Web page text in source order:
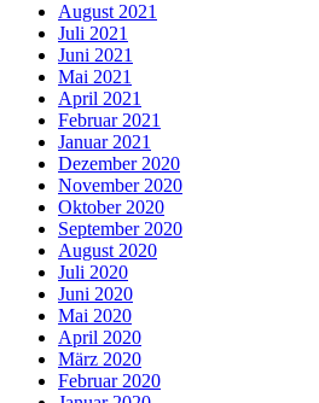
August 2021
Juli 2021
Juni 2021
Mai 2021
April 2021
Februar 2021
Januar 2021
Dezember 2020
November 2020
Oktober 2020
September 2020
August 2020
Juli 2020
Juni 2020
Mai 2020
April 2020
März 2020
Februar 2020